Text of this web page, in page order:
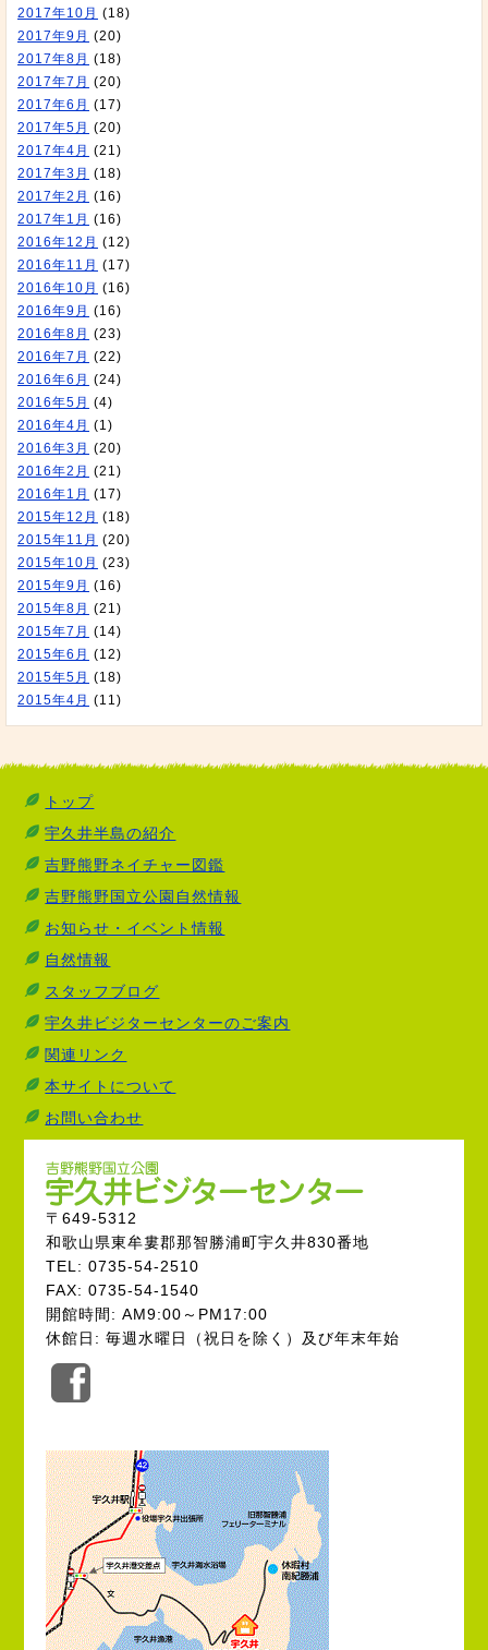
2017年10月 (18)
2017年9月 (20)
2017年8月 (18)
2017年7月 (20)
2017年6月 (17)
2017年5月 (20)
2017年4月 (21)
2017年3月 (18)
2017年2月 (16)
2017年1月 (16)
2016年12月 (12)
2016年11月 (17)
2016年10月 (16)
2016年9月 (16)
2016年8月 (23)
2016年7月 (22)
2016年6月 (24)
2016年5月 (4)
2016年4月 (1)
2016年3月 (20)
2016年2月 (21)
2016年1月 (17)
2015年12月 (18)
2015年11月 (20)
2015年10月 (23)
2015年9月 (16)
2015年8月 (21)
2015年7月 (14)
2015年6月 (12)
2015年5月 (18)
2015年4月 (11)
トップ
宇久井半島の紹介
吉野熊野ネイチャー図鑑
吉野熊野国立公園自然情報
お知らせ・イベント情報
自然情報
スタッフブログ
宇久井ビジターセンターのご案内
関連リンク
本サイトについて
お問い合わせ
〒649-5312
和歌山県東牟婁郡那智勝浦町宇久井830番地
TEL: 0735-54-2510
FAX: 0735-54-1540
開館時間: AM9:00～PM17:00
休館日: 毎週水曜日（祝日を除く）及び年末年始
式
Facebook